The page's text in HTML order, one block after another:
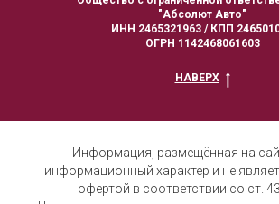
"Абсолют Авто"
ИНН 2465321963 / КПП
ОГРН 1142468061603
НАВЕРХ
Информация, размещённая на
информационный характер и не
офертой в соответствии со ст.